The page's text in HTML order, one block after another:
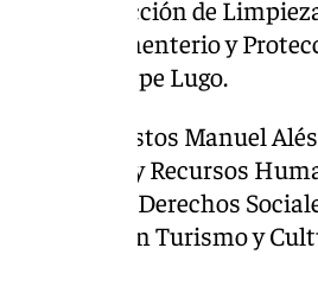
la dirección de
Cementerio y
de Pepe Lugo.
en sus puestos Manuel
Ciudadana y Recursos
Preferente, Derechos
Moreno en Turismo y